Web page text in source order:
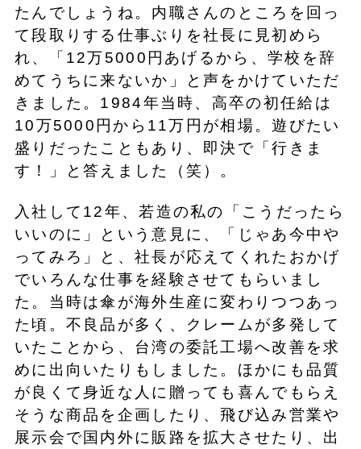
たんでしょうね。内職さんのところを回っ
て段取りする仕事ぶりを社長に見初めら
れ、「12万5000円あげるから、学校を辞
めてうちに来ないか」と声をかけていただ
きました。1984年当時、高卒の初任給は
10万5000円から11万円が相場。遊びたい
盛りだったこともあり、即決で「行きま
す！」と答えました（笑）。
入社して12年、若造の私の「こうだったら
いいのに」という意見に、「じゃあ今中や
ってみろ」と、社長が応えてくれたおかげ
でいろんな仕事を経験させてもらいまし
た。当時は傘が海外生産に変わりつつあっ
た頃。不良品が多く、クレームが多発して
いたことから、台湾の委託工場へ改善を求
めに出向いたりもしました。ほかにも品質
が良くて身近な人に贈っても喜んでもらえ
そうな商品を企画したり、飛び込み営業や
展示会で国内外に販路を拡大させたり、出